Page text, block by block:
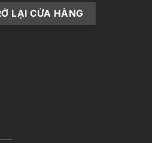
LẠI CỬA HÀNG